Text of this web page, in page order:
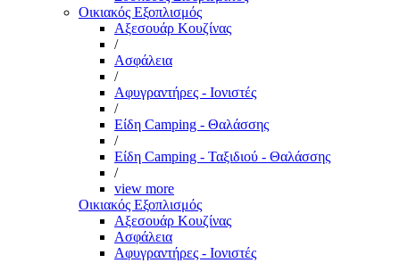
Οικιακός Εξοπλισμός
Αξεσουάρ Κουζίνας
/
Ασφάλεια
/
Αφυγραντήρες - Ιονιστές
/
Είδη Camping - Θαλάσσης
/
Είδη Camping - Ταξιδιού - Θαλάσσης
/
view more
Οικιακός Εξοπλισμός
Αξεσουάρ Κουζίνας
Ασφάλεια
Αφυγραντήρες - Ιονιστές